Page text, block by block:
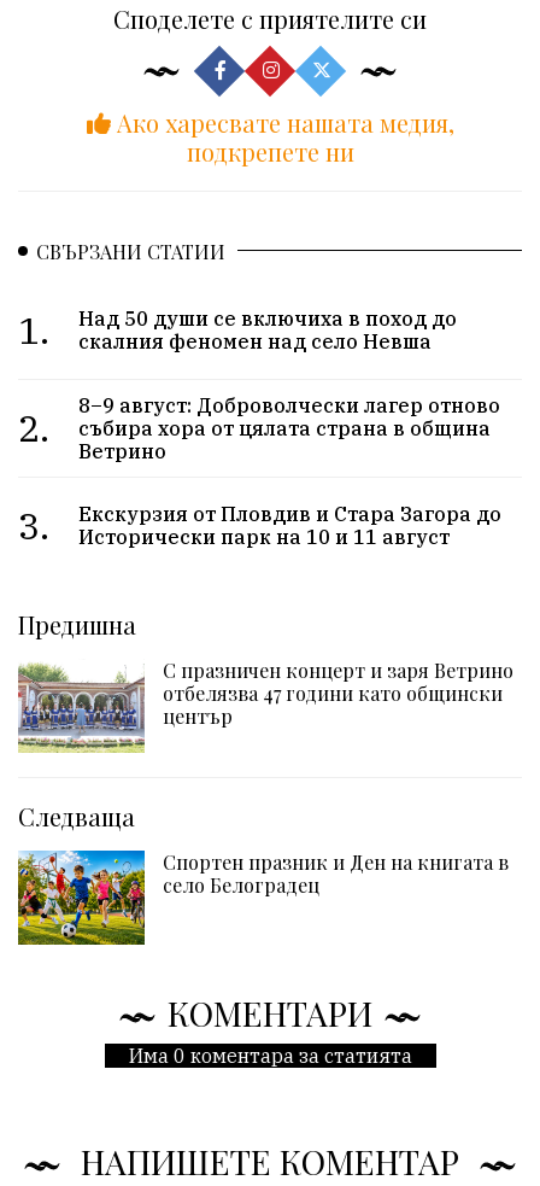
Споделете с приятелите си
Ако харесвате нашата медия,
подкрепете ни
СВЪРЗАНИ СТАТИИ
1.
Над 50 души се включиха в поход до
скалния феномен над село Невша
2.
8–9 август: Доброволчески лагер отново
събира хора от цялата страна в община
Ветрино
3.
Екскурзия от Пловдив и Стара Загора до
Исторически парк на 10 и 11 август
Предишна
С празничен концерт и заря Ветрино
отбелязва 47 години като общински
център
Следваща
Спортен празник и Ден на книгата в
село Белоградец
КОМЕНТАРИ
Има 0 коментара за статията
НАПИШЕТЕ КОМЕНТАР